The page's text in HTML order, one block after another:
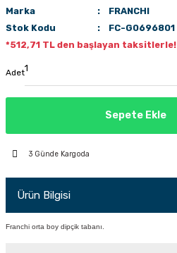
Marka
FRANCHI
Stok Kodu
FC-G0696801
*512,71 TL den başlayan taksitlerle!
Adet
Sepete Ekle
3 Günde Kargoda
Ürün Bilgisi
Franchi orta boy dipçik tabanı.